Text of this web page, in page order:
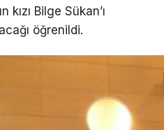
kızı Bilge Sükan’ı
öğrenildi.